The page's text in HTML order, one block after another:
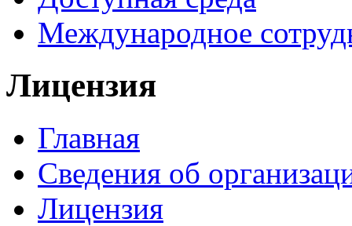
Международное
Лицензия
Главная
Сведения об
Лицензия